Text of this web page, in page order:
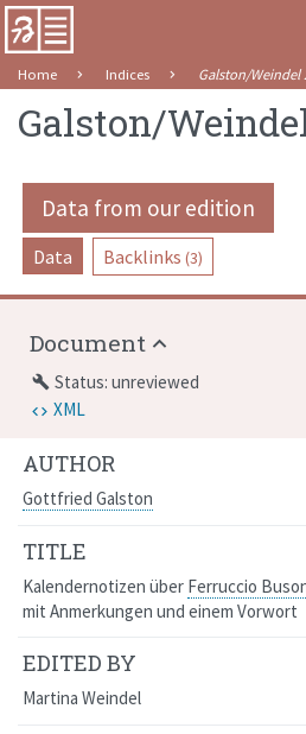
Home Indices Galston/Weindel
Galston/
Data from our edition
Data Backlinks (3)
AUTHOR
Gottfried Galston
TITLE
Kalendernotizen über Ferruccio
mit Anmerkungen und einem Vorwort
EDITED BY
Martina Weindel
Document
build Status: unreviewed
XML